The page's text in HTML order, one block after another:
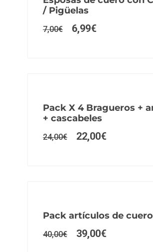
/ Pigüelas
7,00€ 6,99€
Pack X 4 Bragueros +
+ cascabeles
24,00€ 22,00€
Pack artículos de cuero
40,00€ 39,00€